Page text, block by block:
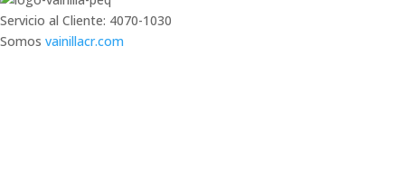
Servicio al Cliente: 4070-1030
Somos vainillacr.com